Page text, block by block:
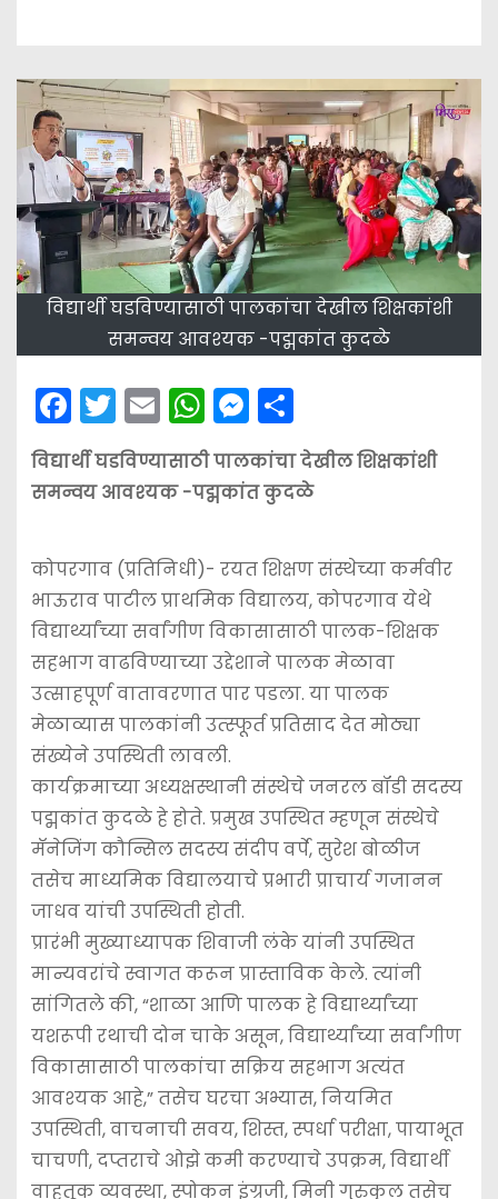
विद्यार्थी घडविण्यासाठी पालकांचा देखील शिक्षकांशी
समन्वय आवश्‍यक -पद्मकांत कुदळे
F
a
c
e
o
o
k
T
w
itt
er
E
m
ai
l
W
h
a
ts
p
p
M
e
s
s
e
n
g
er
S
h
ar
e
विद्यार्थी घडविण्यासाठी पालकांचा देखील शिक्षकांशी
समन्वय आवश्‍यक -पद्मकांत कुदळे
कोपरगाव (प्रतिनिधी)- रयत शिक्षण संस्थेच्या कर्मवीर
भाऊराव पाटील प्राथमिक विद्यालय, कोपरगाव येथे
विद्यार्थ्यांच्या सर्वांगीण विकासासाठी पालक-शिक्षक
सहभाग वाढविण्याच्या उद्देशाने पालक मेळावा
उत्साहपूर्ण वातावरणात पार पडला. या पालक
मेळाव्यास पालकांनी उत्स्फूर्त प्रतिसाद देत मोठ्या
संख्येने उपस्थिती लावली.
कार्यक्रमाच्या अध्यक्षस्थानी संस्थेचे जनरल बॉडी सदस्य
पद्मकांत कुदळे हे होते. प्रमुख उपस्थित म्हणून संस्थेचे
मॅनेजिंग कौन्सिल सदस्य संदीप वर्पे, सुरेश बोळीज
तसेच माध्यमिक विद्यालयाचे प्रभारी प्राचार्य गजानन
जाधव यांची उपस्थिती होती.
प्रारंभी मुख्याध्यापक शिवाजी लंके यांनी उपस्थित
मान्यवरांचे स्वागत करून प्रास्ताविक केले. त्यांनी
सांगितले की, “शाळा आणि पालक हे विद्यार्थ्यांच्या
यशरूपी रथाची दोन चाके असून, विद्यार्थ्यांच्या सर्वांगीण
विकासासाठी पालकांचा सक्रिय सहभाग अत्यंत
आवश्‍यक आहे,” तसेच घरचा अभ्यास, नियमित
उपस्थिती, वाचनाची सवय, शिस्त, स्पर्धा परीक्षा, पायाभूत
चाचणी, दप्तराचे ओझे कमी करण्याचे उपक्रम, विद्यार्थी
वाहतूक व्यवस्था, स्पोकन इंग्रजी, मिनी गुरुकुल तसेच